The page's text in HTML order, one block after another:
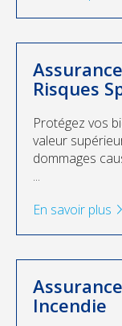
Risques
Protégez vos
valeur
dommages
...
En savoir plus
Incendie